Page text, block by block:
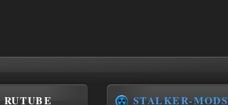
RUTUBE STALKER-MODS